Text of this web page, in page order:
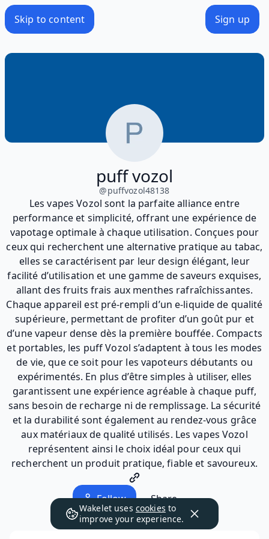
Skip to content Sign up
puff vozol
@puffvozol48138
Les vapes Vozol sont la parfaite alliance entre
performance et simplicité, offrant une expérience de
vapotage optimale à chaque utilisation. Conçues pour
ceux qui recherchent une alternative pratique au tabac,
elles se caractérisent par leur design élégant, leur
facilité d’utilisation et une gamme de saveurs exquises,
allant des fruits frais aux menthes rafraîchissantes.
Chaque appareil est pré-rempli d’un e-liquide de qualité
supérieure, permettant de profiter d’un goût pur et
d’une vapeur dense dès la première bouffée. Compacts
et portables, les puff Vozol s’adaptent à tous les modes
de vie, que ce soit pour les vapoteurs débutants ou
expérimentés. En plus d’être simples à utiliser, elles
garantissent une expérience agréable à chaque puff,
sans besoin de recharge ni de remplissage. La sécurité
et la durabilité sont également au rendez-vous grâce
aux matériaux de qualité utilisés. Les vapes Vozol
représentent ainsi le choix idéal pour ceux qui
recherchent un produit pratique, fiable et savoureux.
Follow Share
Wakelet uses cookies to
improve your experience.